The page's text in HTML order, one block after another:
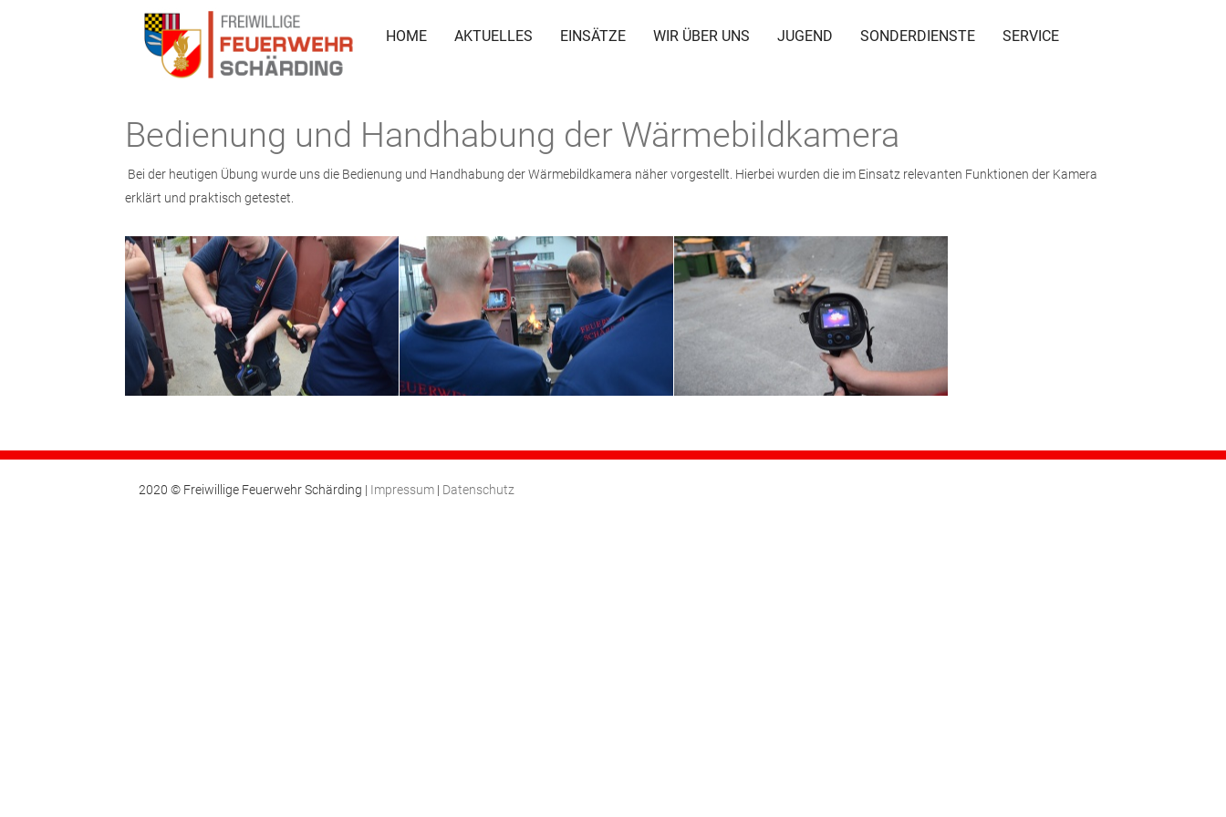
HOME AKTUELLES EINSÄTZE WIR ÜBER UNS JUGEND SONDERDIENSTE SERVICE
Bedienung und Handhabung der Wärmebildkamera
Bei der heutigen Übung wurde uns die Bedienung und Handhabung der Wärmebildkamera näher vorgestellt. Hierbei wurden die im Einsatz relevanten Funktionen der Kamera
erklärt und praktisch getestet.
2020 © Freiwillige Feuerwehr Schärding | Impressum | Datenschutz